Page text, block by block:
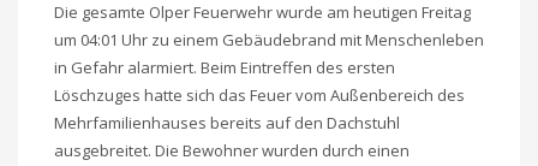
Die gesamte Olper Feuerwehr wurde am heutigen Freitag
um 04:01 Uhr zu einem Gebäudebrand mit Menschenleben
in Gefahr alarmiert. Beim Eintreffen des ersten
Löschzuges hatte sich das Feuer vom Außenbereich des
Mehrfamilienhauses bereits auf den Dachstuhl
ausgebreitet. Die Bewohner wurden durch einen